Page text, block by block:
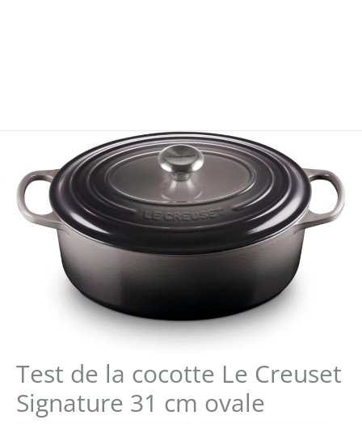
Test de la cocotte Le Creuset
Signature 31 cm ovale